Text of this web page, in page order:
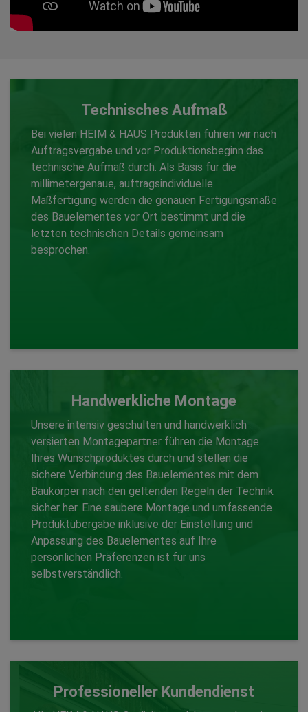
Technisches Aufmaß
Bei vielen HEIM & HAUS Produkten führen wir nach
Auftragsvergabe und vor Produktionsbeginn das
technische Aufmaß durch. Als Basis für die
millimetergenaue, auftragsindividuelle
Maßfertigung werden die genauen Fertigungsmaße
des Bauelementes vor Ort bestimmt und die
letzten technischen Details gemeinsam
besprochen.
Produktentwicklung
Zurück
Handwerkliche Montage
Unsere intensiv geschulten und handwerklich
versierten Montagepartner führen die Montage
Ihres Wunschproduktes durch und stellen die
sichere Verbindung des Bauelementes mit dem
Baukörper nach den geltenden Regeln der Technik
sicher her. Eine saubere Montage und umfassende
Produktübergabe inklusive der Einstellung und
Anpassung des Bauelementes auf Ihre
persönlichen Präferenzen ist für uns
selbstverständlich.
Fertigung auf Maß
Zurück
Professioneller Kundendienst